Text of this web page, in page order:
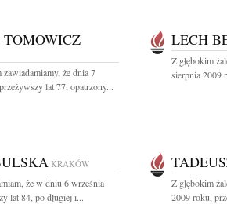
że dnia 7
lat 77, opatrzony...
LECH
Z głębokim
sierpnia 2009
KRAKÓW
że w dniu 6 września
lat 84, po długiej i...
Z głębokim
2009 roku,